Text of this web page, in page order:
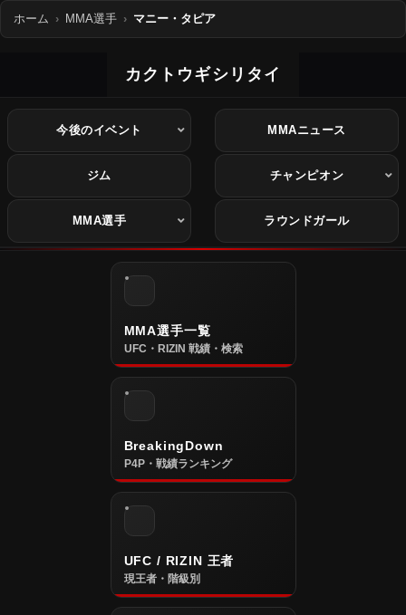
ホーム MMA選手 マニー・タピア
カクトウギシリタイ
今後のイベント MMAニュース
ジム チャンピオン
MMA選手 ラウンドガール
MMA選手一覧
UFC・RIZIN 戦績・検索
BreakingDown
P4P・戦績ランキング
UFC / RIZIN 王者
現王者・階級別